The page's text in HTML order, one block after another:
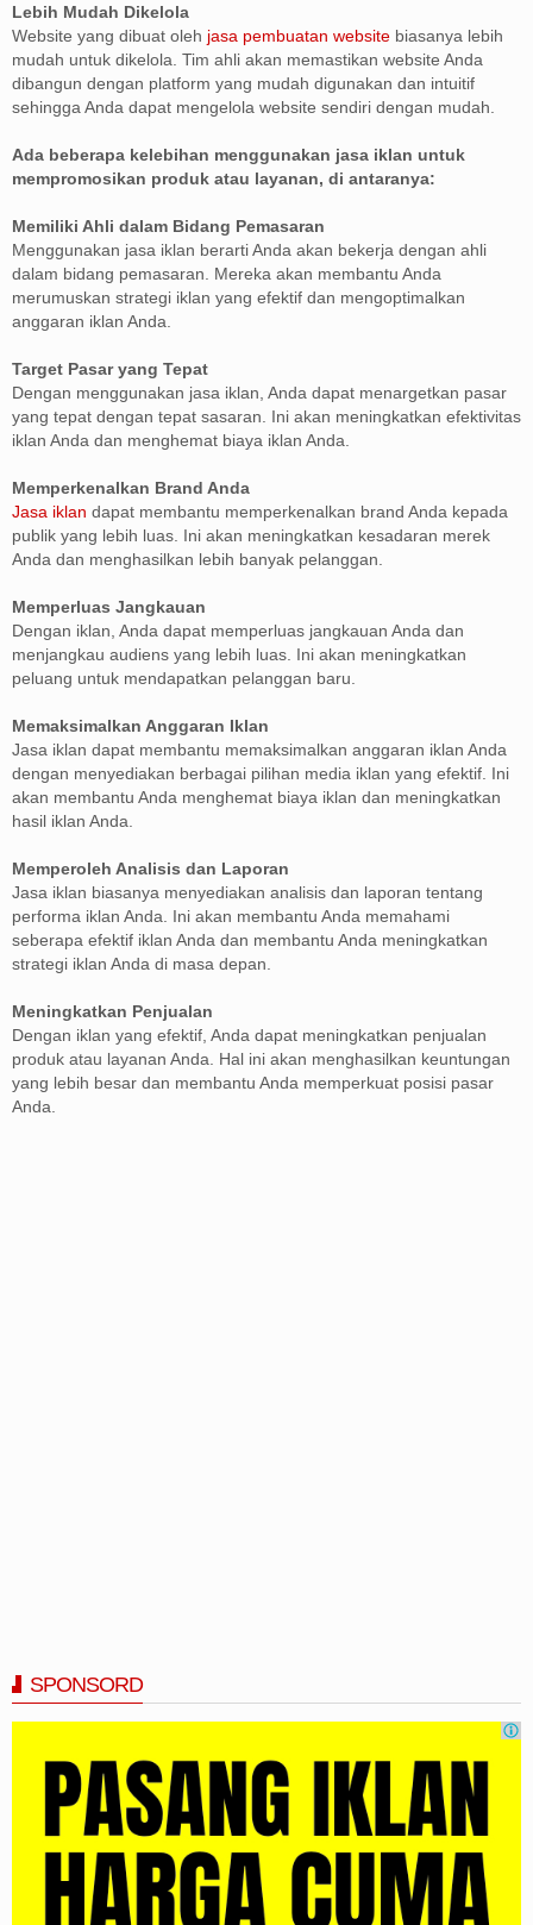
Lebih Mudah Dikelola
Website yang dibuat oleh jasa pembuatan website biasanya lebih
mudah untuk dikelola. Tim ahli akan memastikan website Anda
dibangun dengan platform yang mudah digunakan dan intuitif
sehingga Anda dapat mengelola website sendiri dengan mudah.
Ada beberapa kelebihan menggunakan jasa iklan untuk
mempromosikan produk atau layanan, di antaranya:
Memiliki Ahli dalam Bidang Pemasaran
Menggunakan jasa iklan berarti Anda akan bekerja dengan ahli
dalam bidang pemasaran. Mereka akan membantu Anda
merumuskan strategi iklan yang efektif dan mengoptimalkan
anggaran iklan Anda.
Target Pasar yang Tepat
Dengan menggunakan jasa iklan, Anda dapat menargetkan pasar
yang tepat dengan tepat sasaran. Ini akan meningkatkan efektivitas
iklan Anda dan menghemat biaya iklan Anda.
Memperkenalkan Brand Anda
Jasa iklan dapat membantu memperkenalkan brand Anda kepada
publik yang lebih luas. Ini akan meningkatkan kesadaran merek
Anda dan menghasilkan lebih banyak pelanggan.
Memperluas Jangkauan
Dengan iklan, Anda dapat memperluas jangkauan Anda dan
menjangkau audiens yang lebih luas. Ini akan meningkatkan
peluang untuk mendapatkan pelanggan baru.
Memaksimalkan Anggaran Iklan
Jasa iklan dapat membantu memaksimalkan anggaran iklan Anda
dengan menyediakan berbagai pilihan media iklan yang efektif. Ini
akan membantu Anda menghemat biaya iklan dan meningkatkan
hasil iklan Anda.
Memperoleh Analisis dan Laporan
Jasa iklan biasanya menyediakan analisis dan laporan tentang
performa iklan Anda. Ini akan membantu Anda memahami
seberapa efektif iklan Anda dan membantu Anda meningkatkan
strategi iklan Anda di masa depan.
Meningkatkan Penjualan
Dengan iklan yang efektif, Anda dapat meningkatkan penjualan
produk atau layanan Anda. Hal ini akan menghasilkan keuntungan
yang lebih besar dan membantu Anda memperkuat posisi pasar
Anda.
SPONSORD